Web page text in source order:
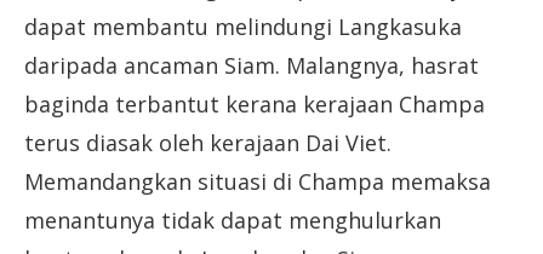
dapat membantu melindungi Langkasuka
daripada ancaman Siam. Malangnya, hasrat
baginda terbantut kerana kerajaan Champa
terus diasak oleh kerajaan Dai Viet.
Memandangkan situasi di Champa memaksa
menantunya tidak dapat menghulurkan